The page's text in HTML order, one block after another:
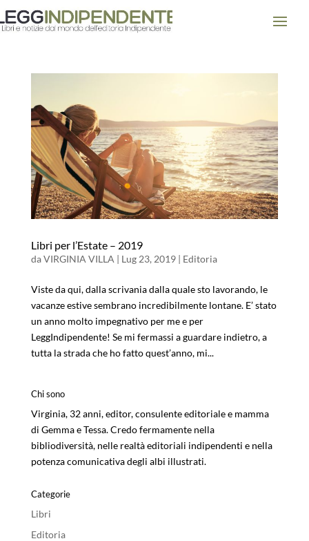
Libri per l’Estate – 2019
daVIRGINIA VILLA | Lug 23, 2019| Editoria
Viste da qui, dalla scrivania dalla quale sto lavorando, le
vacanze estive sembrano incredibilmente lontane. E’ stato
un anno molto impegnativo per me e per
LeggIndipendente! Se mi fermassi a guardare indietro, a
tutta la strada che ho fatto quest’anno, mi...
Chi sono
Virginia, 32 anni, editor, consulente editoriale e mamma
di Gemma e Tessa. Credo fermamente nella
bibliodiversità, nelle realtà editoriali indipendenti e nella
potenza comunicativa degli albi illustrati.
Categorie
Libri
Editoria